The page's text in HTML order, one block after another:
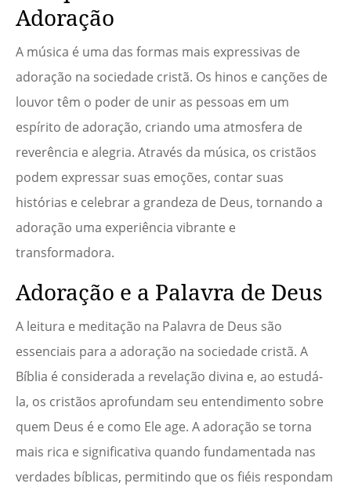
Adoração
A música é uma das formas mais expressivas de
adoração na sociedade cristã. Os hinos e canções de
louvor têm o poder de unir as pessoas em um
espírito de adoração, criando uma atmosfera de
reverência e alegria. Através da música, os cristãos
podem expressar suas emoções, contar suas
histórias e celebrar a grandeza de Deus, tornando a
adoração uma experiência vibrante e
transformadora.
Adoração e a Palavra de Deus
A leitura e meditação na Palavra de Deus são
essenciais para a adoração na sociedade cristã. A
Bíblia é considerada a revelação divina e, ao estudá-
la, os cristãos aprofundam seu entendimento sobre
quem Deus é e como Ele age. A adoração se torna
mais rica e significativa quando fundamentada nas
verdades bíblicas, permitindo que os fiéis respondam